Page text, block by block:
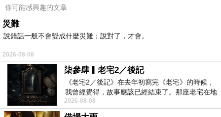
林步竹
你可能感興趣的文章
災難
說錯話一般不會變成什麼災難；說對了，才會。
2026-08-08
柒參肆▎老宅2／後記
《老宅2／後記》在去年初寫完《老宅》的時候，
我曾經覺得，故事應該已經結束了。那座老宅在地
震中倒塌，七個人終於離開那片黑暗，
2026-08-08